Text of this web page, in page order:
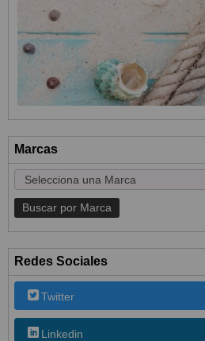
Marcas
Redes Sociales
Twitter
Linkedin